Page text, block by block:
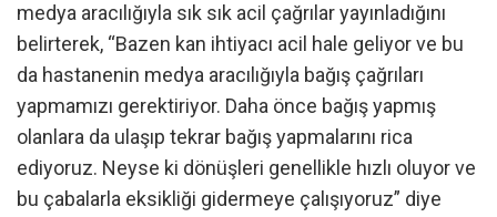
medya aracılığıyla sık sık acil çağrılar yayınladığını
belirterek, “Bazen kan ihtiyacı acil hale geliyor ve bu
da hastanenin medya aracılığıyla bağış çağrıları
yapmamızı gerektiriyor. Daha önce bağış yapmış
olanlara da ulaşıp tekrar bağış yapmalarını rica
ediyoruz. Neyse ki dönüşleri genellikle hızlı oluyor ve
bu çabalarla eksikliği gidermeye çalışıyoruz” diye